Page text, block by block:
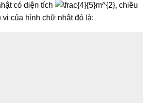
có diện tích
, chiều
vi của hình chữ nhật đó là: